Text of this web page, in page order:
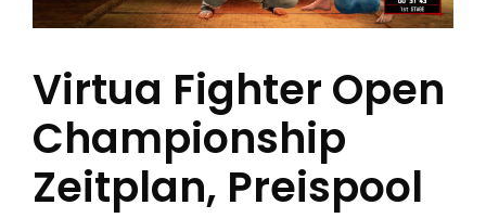
Virtua Fighter Open
Championship
Zeitplan, Preispool